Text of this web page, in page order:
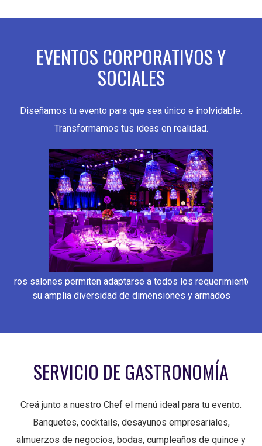
EVENTOS CORPORATIVOS Y
SOCIALES
Diseñamos tu evento para que sea único e inolvidable.
Transformamos tus ideas en realidad.
salones permiten adaptarse a todos los requerimientos
su amplia diversidad de dimensiones y armados
SERVICIO DE GASTRONOMÍA
Creá junto a nuestro Chef el menú ideal para tu evento.
Banquetes, cocktails, desayunos empresariales,
almuerzos de negocios, bodas, cumpleaños de quince y